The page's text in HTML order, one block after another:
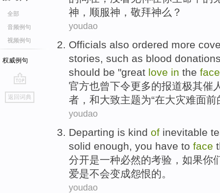
全部
音频例句
视频例句
权威例句
go
top
返回词典
神， 顺服神， 敬拜神么？
youdao
Officials also ordered more
stories, such as blood
should be "great love in the face
官方也曾下令更多的报道极其催
者 ， 和大致主题为“在大灾难面前
youdao
Departing is kind of inevitable
solid enough , you have to face
分开是一种必然的考验 ， 如果你
爱是不会变成怨恨的 。
youdao